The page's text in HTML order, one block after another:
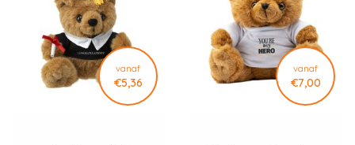
vanaf
€5,36
vanaf
€7,00